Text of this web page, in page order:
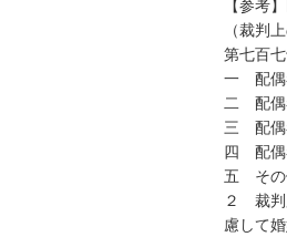
【参考
（裁判
第七百
一　配
二　配
三　配
四　配
五　そ
２　裁
慮して